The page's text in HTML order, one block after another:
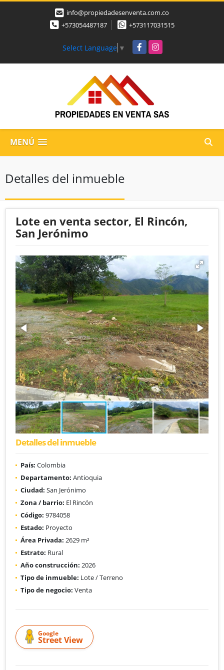
info@propiedadesenventa.com.co
+573054487187
+573117031515
Select Language ▼ FacebookInstagram
MENÚ
Detalles del inmueble
Lote en venta sector, El Rincón,
San Jerónimo
Detalles del inmueble
País: Colombia
Departamento: Antioquia
Ciudad: San Jerónimo
Zona / barrio: El Rincón
Código: 9784058
Estado: Proyecto
Área Privada: 2629 m²
Estrato: Rural
Año construcción: 2026
Tipo de inmueble: Lote / Terreno
Tipo de negocio: Venta
Google
Street View